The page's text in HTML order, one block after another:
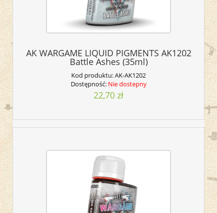
AK WARGAME LIQUID PIGMENTS AK1202
Battle Ashes (35ml)
Kod produktu:AK-AK1202
Dostępność: Nie dostepny
22,70 zł